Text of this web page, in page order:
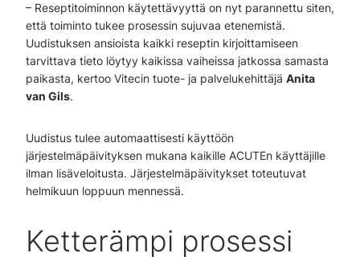
– Reseptitoiminnon käytettävyyttä on nyt parannettu siten,
että toiminto tukee prosessin sujuvaa etenemistä.
Uudistuksen ansioista kaikki reseptin kirjoittamiseen
tarvittava tieto löytyy kaikissa vaiheissa jatkossa samasta
paikasta, kertoo Vitecin tuote- ja palvelukehittäjä Anita
van Gils.
Uudistus tulee automaattisesti käyttöön
järjestelmäpäivityksen mukana kaikille ACUTEn käyttäjille
ilman lisäveloitusta. Järjestelmäpäivitykset toteutuvat
helmikuun loppuun mennessä.
Ketterämpi prosessi